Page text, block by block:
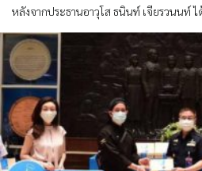
หลังจากประธานอาวุโส ธนินท์ เจียรวนนท์